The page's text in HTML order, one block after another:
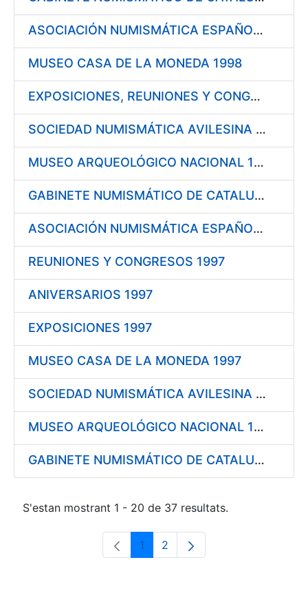
ASOCIACIÓN NUMISMÁTICA ESPAÑOLA 1999
MUSEO CASA DE LA MONEDA 1998
EXPOSICIONES, REUNIONES Y CONGRESOS 1998
SOCIEDAD NUMISMÁTICA AVILESINA 1998
MUSEO ARQUEOLÓGICO NACIONAL 1998
GABINETE NUMISMÁTICO DE CATALUÑA 1998
ASOCIACIÓN NUMISMÁTICA ESPAÑOLA 1998
REUNIONES Y CONGRESOS 1997
ANIVERSARIOS 1997
EXPOSICIONES 1997
MUSEO CASA DE LA MONEDA 1997
SOCIEDAD NUMISMÁTICA AVILESINA 1997
MUSEO ARQUEOLÓGICO NACIONAL 1997
GABINETE NUMISMÁTICO DE CATALUÑA 1997
S'estan mostrant 1 - 20 de 37 resultats.
Pàgina
1 Pàgina
2